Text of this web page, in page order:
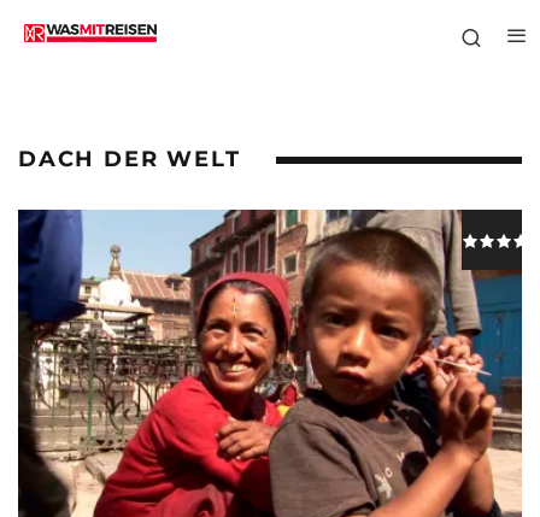
DACH DER WELT